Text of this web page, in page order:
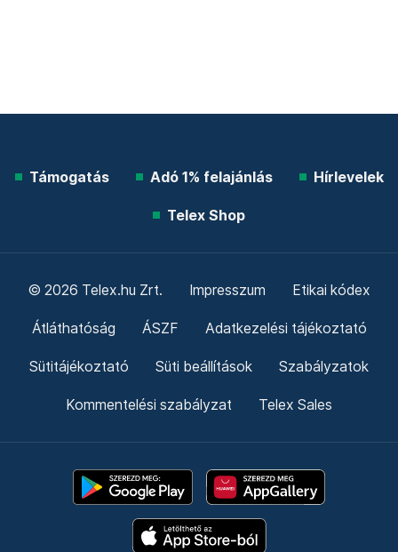
Támogatás Adó 1% felajánlás Hírlevelek
Telex Shop
© 2026 Telex.hu Zrt. Impresszum Etikai kódex
Átláthatóság ÁSZF Adatkezelési tájékoztató
Sütitájékoztató Süti beállítások Szabályzatok
Kommentelési szabályzat Telex Sales